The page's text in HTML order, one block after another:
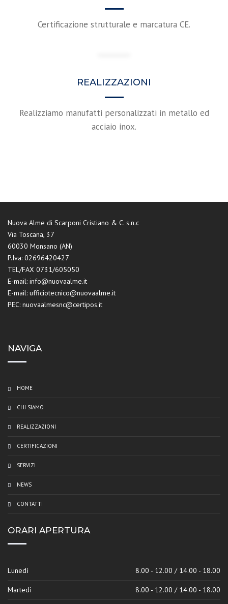
Certificazione strutturale e marcatura CE.
REALIZZAZIONI
Realizziamo manufatti personalizzati in metallo ed
acciaio inox.
Nuova Alme di Scarponi Cristiano & C. s.n.c
Via Toscana, 37
60030 Monsano (AN)
P.Iva: 02696420427
TEL/FAX 0731/605050
E-mail: info@nuovaalme.it
E-mail: ufficiotecnico@nuovaalme.it
PEC: nuovaalmesnc@certipos.it
NAVIGA
HOME
CHI SIAMO
REALIZZAZIONI
CERTIFICAZIONI
SERVIZI
NEWS
CONTATTI
ORARI APERTURA
Lunedì 8.00 - 12.00 / 14.00 - 18.00
Martedì 8.00 - 12.00 / 14.00 - 18.00